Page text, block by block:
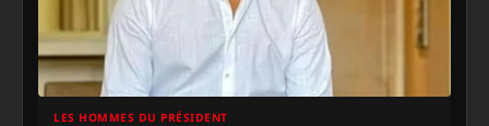
LES HOMMES DU PRÉSIDENT